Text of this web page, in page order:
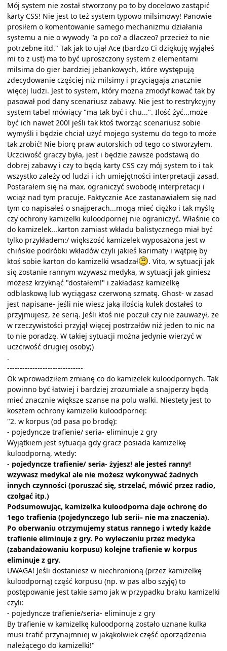
Mój system nie został stworzony po to by docelowo zastąpić
karty CSS! Nie jest to też system typowo milsimowy! Panowie
prosiłem o komentowanie samego mechanizmu działania
systemu a nie o wywody "a po co? a dlaczeo? przecież to nie
potrzebne itd." Tak jak to ujął Ace (bardzo Ci dziękuję wyjąłeś
mi to z ust) ma to być uproszczony system z elementami
milsima do gier bardziej jebankowych, które występują
zdecydowanie częściej niż milsimy i przyciągają znacznie
więcej ludzi. Jest to system, który można zmodyfikować tak by
pasował pod dany scenariusz zabawy. Nie jest to restrykcyjny
system tabel mówiący "ma tak być i chu...". Ilość żyć...może
być ich nawet 200! jeśli tak ktoś tworząc scenariusz sobie
wymyśli i będzie chciał użyć mojego systemu do tego to może
tak zrobić! Nie biorę praw autorskich od tego co stworzyłem.
Uczciwość graczy była, jest i będzie zawsze podstawą do
dobrej zabawy i czy to będą karty CSS czy mój system to i tak
wszystko zależy od ludzi i ich umiejętności interpretacji zasad.
Postarałem się na max. ograniczyć swobodę interpretacji i
wciąż nad tym pracuje. Faktycznie Ace zastanawiałem się nad
tym co napisałeś o snajperach...mogą mieć ciężko i tak myślę
czy ochrony kamizelki kuloodpornej nie ograniczyć. Właśnie co
do kamizelek...karton zamiast wkładu balistycznego miał być
tylko przykładem:/ większość kamizelek wyposażona jest w
chińskie podróbki wkładów czyli jakieś karimaty i wątpię by
ktoś sobie karton do kamizelki wsadzał
. Vito, w sytuacji jak
się zostanie rannym wzywasz medyka, w sytuacji jak giniesz
możesz krzyknąć "dostałem!" i zakładasz kamizelkę
odblaskową lub wyciągasz czerwoną szmatę. Ghost- w zasad
jest napisane- jeśli nie wiesz jaką ilością kulek dostałeś to
przyjmujesz, że serią. Jeśli ktoś nie poczuł czy nie zauważył, że
w rzeczywistości przyjął więcej postrzałów niż jeden to nic na
to nie poradzę. W takiej sytuacji można jedynie wierzyć w
uczciwość drugiej osoby;)
.
------------------------------
Ok wprowadziłem zmianę co do kamizelek kuloodpornych. Tak
powinno być łatwiej i bardziej zrozumiale a snajperzy będą
mieć znacznie większe szanse na polu walki. Niestety jest to
kosztem ochrony kamizelki kuloodpornej:
"2. w korpus (od pasa po brodę):
- pojedyncze trafienie/ seria- eliminuje z gry
Wyjątkiem jest sytuacja gdy gracz posiada kamizelkę
kuloodporną, wtedy:
- pojedyncze trafienie/ seria- żyjesz! ale jesteś ranny!
wzywasz medyka! ale nie możesz wykonywać żadnych
innych czynności (poruszać się, strzelać, mówić przez radio,
czołgać itp.)
Podsumowując, kamizelka kuloodporna daje ochronę do
1ego trafienia (pojedynczego lub serii– nie ma znaczenia).
Po oberwaniu otrzymujemy status rannego i wtedy każde
trafienie eliminuje z gry. Po wyleczeniu przez medyka
(zabandażowaniu korpusu) kolejne trafienie w korpus
eliminuje z gry.
UWAGA! Jeśli dostaniesz w niechronioną (przez kamizelkę
kuloodporną) część korpusu (np. w pas albo szyję) to
postępowanie jest takie samo jak w przypadku braku kamizelki
czyli:
- pojedyncze trafienie/seria- eliminuje z gry
By trafienie w kamizelkę kuloodporną zostało uznane kulka
musi trafić przynajmniej w jakąkolwiek część oporządzenia
należącego do kamizelki!"